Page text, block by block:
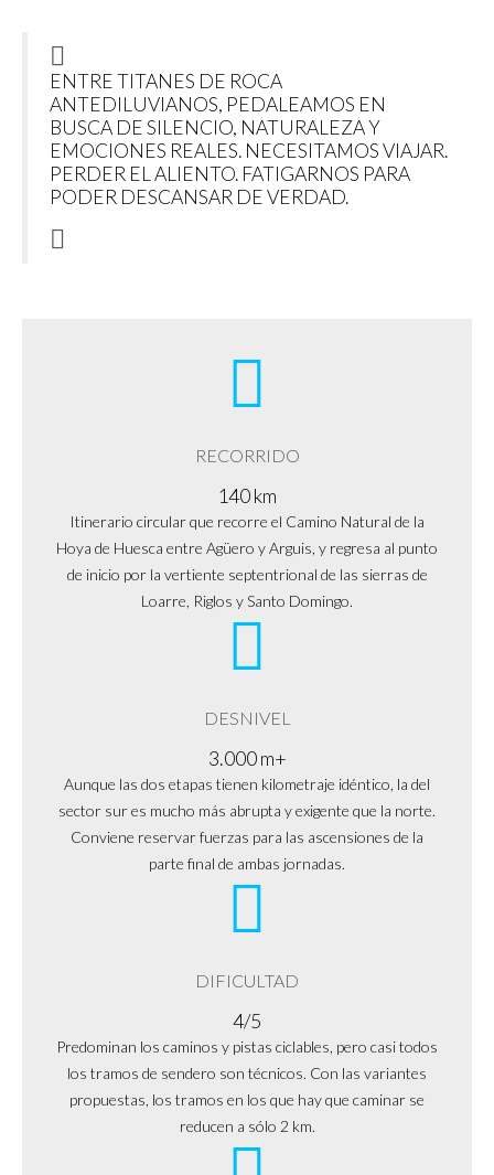
ENTRE TITANES DE ROCA
ANTEDILUVIANOS, PEDALEAMOS EN
BUSCA DE SILENCIO, NATURALEZA Y
EMOCIONES REALES. NECESITAMOS VIAJAR.
PERDER EL ALIENTO. FATIGARNOS PARA
PODER DESCANSAR DE VERDAD.
RECORRIDO
140 km
Itinerario circular que recorre el Camino Natural de la
Hoya de Huesca entre Agüero y Arguis, y regresa al punto
de inicio por la vertiente septentrional de las sierras de
Loarre, Riglos y Santo Domingo.
DESNIVEL
3.000 m+
Aunque las dos etapas tienen kilometraje idéntico, la del
sector sur es mucho más abrupta y exigente que la norte.
Conviene reservar fuerzas para las ascensiones de la
parte final de ambas jornadas.
DIFICULTAD
4/5
Predominan los caminos y pistas ciclables, pero casi todos
los tramos de sendero son técnicos. Con las variantes
propuestas, los tramos en los que hay que caminar se
reducen a sólo 2 km.